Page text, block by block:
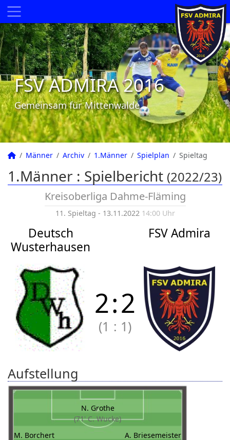
FSV ADMIRA 2016
Gemeinsam für Mittenwalde
Männer Archiv 1.Männer Spielplan Spieltag
1.Männer : Spielbericht (2022/23)
Kreisoberliga Dahme-Fläming
11. Spieltag - 13.11.2022 14:00 Uhr
Deutsch
Wusterhausen
FSV Admira
2:2
(1 : 1)
Aufstellung
N. Grothe
(71' C. Wucke)
M. Borchert
A. Briesemeister